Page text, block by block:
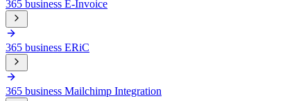
365 business E-Invoice
365 business ERiC
365 business Mailchimp Integration